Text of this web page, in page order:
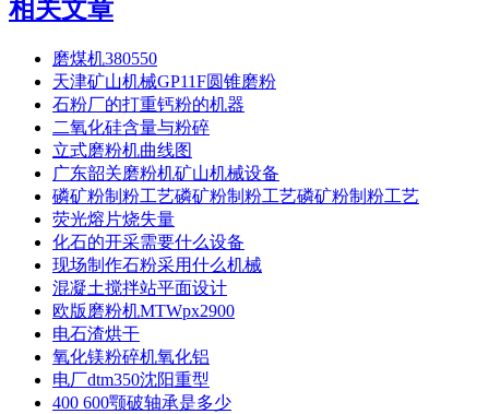
相关文章
磨煤机380550
天津矿山机械GP11F圆锥磨粉
石粉厂的打重钙粉的机器
二氧化硅含量与粉碎
立式磨粉机曲线图
广东韶关磨粉机矿山机械设备
磷矿粉制粉工艺磷矿粉制粉工艺磷矿粉制粉工艺
荧光熔片烧失量
化石的开采需要什么设备
现场制作石粉采用什么机械
混凝土搅拌站平面设计
欧版磨粉机MTWpx2900
电石渣烘干
氧化镁粉碎机氧化铝
电厂dtm350沈阳重型
400 600颚破轴承是多少